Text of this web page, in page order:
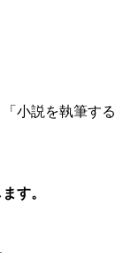
小説を執筆する
す。